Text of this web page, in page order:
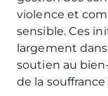
violence et
sensible. Ces
largement
soutien au
de la